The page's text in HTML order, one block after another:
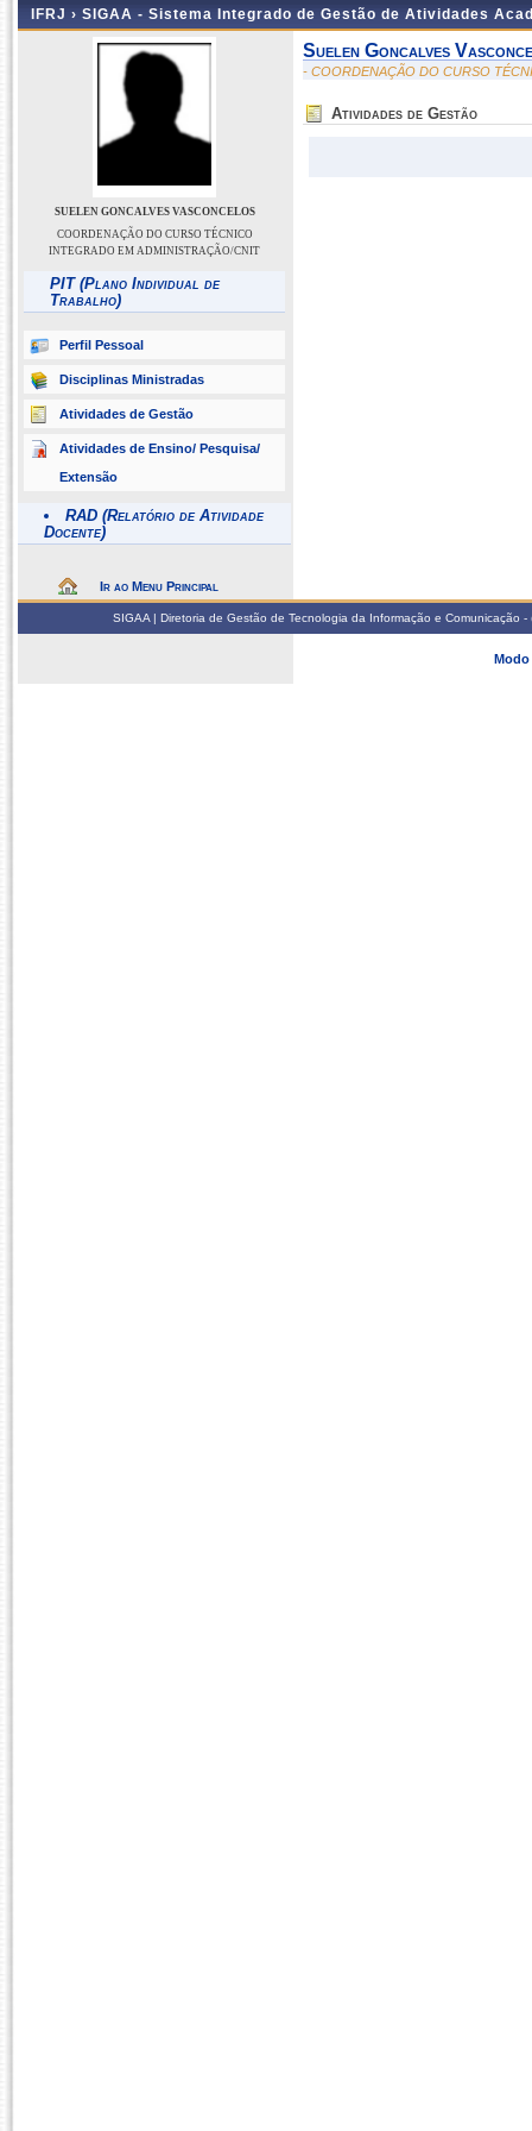
IFRJ › SIGAA - Sistema Integrado de Gestão de Atividades
SUELEN GONCALVES VASCONCELOS
COORDENAÇÃO DO CURSO TÉCNICO
INTEGRADO EM ADMINISTRAÇÃO/CNIT
PIT (Plano Individual de
Trabalho)
Perfil Pessoal
Disciplinas Ministradas
Atividades de Gestão
Atividades de Ensino/ Pesquisa/
Extensão
RAD (Relatório de Atividade
Docente)
Ir ao Menu Principal
Suelen Goncalves
- COORDENAÇÃO DO CURSO
Atividades de Gestão
SIGAA | Diretoria de Gestão de Tecnologia da Informação e
Modo